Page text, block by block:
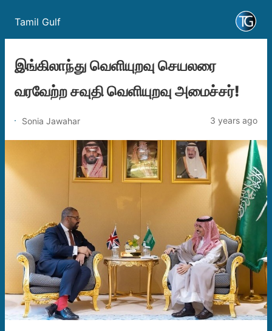
Tamil Gulf
இங்கிலாந்து வெளியுறவு செயலரை
வரவேற்ற சவுதி வெளியுறவு அமைச்சர்!
Sonia Jawahar 3 years ago